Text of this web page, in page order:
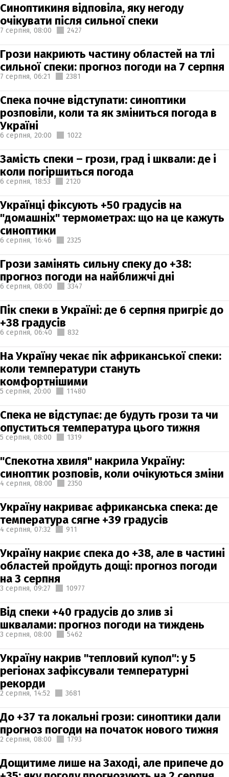
Синоптикиня відповіла, яку негоду
очікувати після сильної спеки
7 серпня, 08:00 2427
Грози накриють частину областей на тлі
сильної спеки: прогноз погоди на 7 серпня
7 серпня, 06:21 2381
Спека почне відступати: синоптики
розповіли, коли та як зміниться погода в
Україні
6 серпня, 20:00 1022
Замість спеки – грози, град і шквали: де і
коли погіршиться погода
6 серпня, 18:53 2120
Українці фіксують +50 градусів на
"домашніх" термометрах: що на це кажуть
синоптики
6 серпня, 16:46 2325
Грози замінять сильну спеку до +38:
прогноз погоди на найближчі дні
6 серпня, 08:00 3347
Пік спеки в Україні: де 6 серпня пригріє до
+38 градусів
6 серпня, 06:40 832
На Україну чекає пік африканської спеки:
коли температури стануть
комфортнішими
5 серпня, 20:00 11480
Спека не відступає: де будуть грози та чи
опуститься температура цього тижня
5 серпня, 08:00 1319
"Спекотна хвиля" накрила Україну:
синоптик розповів, коли очікуються зміни
4 серпня, 08:00 2350
Україну накриває африканська спека: де
температура сягне +39 градусів
4 серпня, 07:32 911
Україну накриє спека до +38, але в частині
областей пройдуть дощі: прогноз погоди
на 3 серпня
3 серпня, 09:27 10977
Від спеки +40 градусів до злив зі
шквалами: прогноз погоди на тиждень
3 серпня, 08:00 5462
Україну накрив "тепловий купол": у 5
регіонах зафіксували температурні
рекорди
2 серпня, 14:52 3681
До +37 та локальні грози: синоптики дали
прогноз погоди на початок нового тижня
2 серпня, 08:00 1793
Дощитиме лише на Заході, але припече до